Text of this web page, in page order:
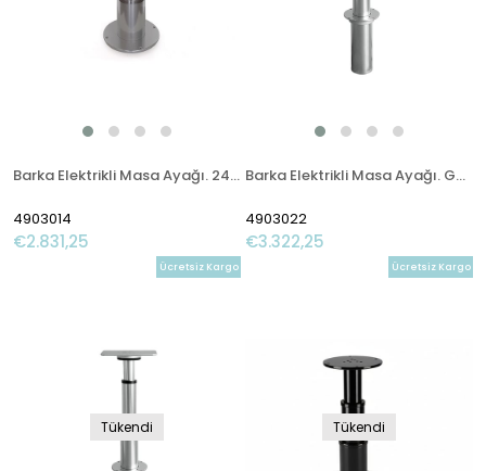
Barka Elektrikli Masa Ayağı. 24V. 3 Kademe - 700mm
4903014
€2.831,25
Barka Elektrikli Masa Ayağı. Gömme. 12V. 3 Kademe - 785mm
4903022
€3.322,25
Tükendi
Ücretsiz Kargo
Tükendi
Ücretsiz Kargo